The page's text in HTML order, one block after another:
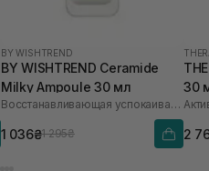
BY WISHTREND
BY WISHTREND Ceramide
Milky Ampoule 30 мл
Восстанавливающая успокаивающая ампула для лица
1 036₴1 295₴
30
2